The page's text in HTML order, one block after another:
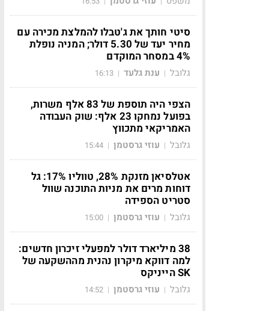
סיטי חותך את ג'טבלו להמלצת מכירה עם
מחיר יעד של 5.30 דולר; המניה נופלת
4% במסחר המוקדם
גלובל | ענת גלעד |
16:13
הצפי היה תוספת של 83 אלף משרות,
בפועל נמחקו 23 אלף: שוק העבודה
האמריקאי מתכווץ
גלובל | עוזי גרסטמן |
15:44
אטלסיאן מזנקת 28%, טווליו 17%: גל
דוחות מרים את מניות התוכנה שוול
סטריט הספידה
גלובל | עוזי גרסטמן |
15:00
38 מיליארד דולר למפעלי זיכרון חדשים:
למה דווקא מיקרון נהנית מההשקעה של
SK הייניקס
גלובל | עוזי גרסטמן |
14:52